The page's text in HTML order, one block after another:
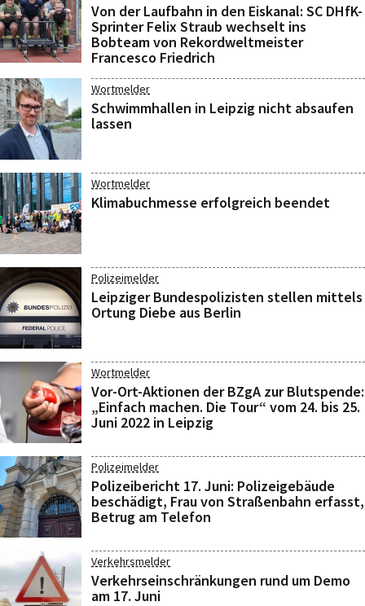
Von der Laufbahn in den Eiskanal: SC DHfK-
Sprinter Felix Straub wechselt ins
Bobteam von Rekordweltmeister
Francesco Friedrich
Wortmelder
Schwimmhallen in Leipzig nicht absaufen
lassen
Wortmelder
Klimabuchmesse erfolgreich beendet
Polizeimelder
Leipziger Bundespolizisten stellen mittels
Ortung Diebe aus Berlin
Wortmelder
Vor-Ort-Aktionen der BZgA zur Blutspende:
„Einfach machen. Die Tour“ vom 24. bis 25.
Juni 2022 in Leipzig
Polizeimelder
Polizeibericht 17. Juni: Polizeigebäude
beschädigt, Frau von Straßenbahn erfasst,
Betrug am Telefon
Verkehrsmelder
Verkehrseinschränkungen rund um Demo
am 17. Juni